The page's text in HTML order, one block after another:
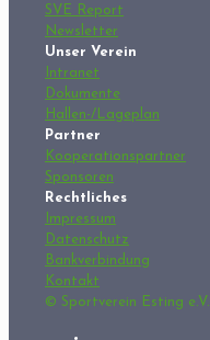
SVE Report
Newsletter
Unser Verein
Intranet
Dokumente
Hallen-/Lageplan
Partner
Kooperationspartner
Sponsoren
Rechtliches
Impressum
Datenschutz
Bankverbindung
Kontakt
© Sportverein Esting e.V.